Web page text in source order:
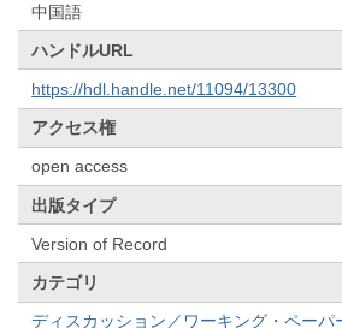
中国語
ハンドルURL
https://hdl.handle.net/11094/13300
アクセス権
open access
出版タイプ
Version of Record
カテゴリ
ディスカッション／ワーキング・ペーパ